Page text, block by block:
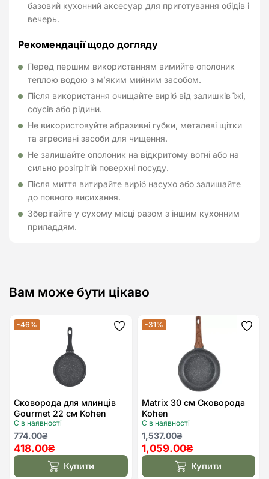
базовий кухонний аксесуар для приготування обідів і
вечерь.
Рекомендації щодо догляду
Перед першим використанням вимийте ополоник
теплою водою з м’яким мийним засобом.
Після використання очищайте виріб від залишків їжі,
соусів або рідини.
Не використовуйте абразивні губки, металеві щітки
та агресивні засоби для чищення.
Не залишайте ополоник на відкритому вогні або на
сильно розігрітій поверхні посуду.
Після миття витирайте виріб насухо або залишайте
до повного висихання.
Зберігайте у сухому місці разом з іншим кухонним
приладдям.
Вам може бути цікаво
-46% Додати
Сковорода для млинців
Gourmet 22 см Kohen
Є в наявності
774.00₴
Оригінальна
ціна:
774.00₴.
418.00₴
Поточна
ціна:
418.00₴. Купити
-31%
Matrix 30 см Сковорода
Kohen
Є в наявності
1,537.00₴
Оригінальна
ціна:
1,537.00₴.
1,059.00₴
Поточна
ціна:
1,059.00₴.Купити